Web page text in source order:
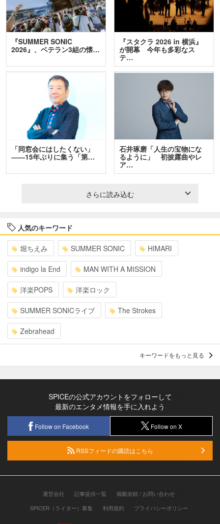
『SUMMER SONIC
2026』、ベテラン3組の懐…
『スタクラ 2026 in 横浜』
が開幕 今年も多彩なス
テ…
「同窓会にはしたくない」
――15年ぶりに集う「第…
石井琢磨「人生の宝物にな
るように」 初披露曲やレ
ア…
さらに読み込む
人気のキーワード
堀ちえみ SUMMER SONIC HIMARI
indigo la End MAN WITH A MISSION
洋楽POPS 洋楽ロック
SUMMER SONICライブ The Strokes
Zebrahead
キーワードをもっと見る
SPICEの公式アカウントをフォローして
最新のエンタメ情報を手に入れよう
Follow on Facebook Follow on X
RSSフィードの購読はこちら
運営会社 記事提供一覧
掲載依頼 / お問い合わせ
SPICER（ライター）募集
利用規約 プライバシーポリシー